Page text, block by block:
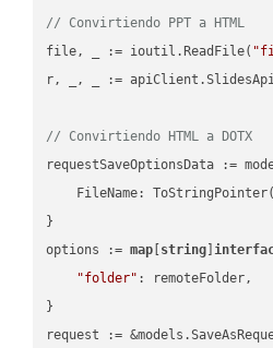
// Convirtiendo PPT a HTML
file, _ := ioutil.ReadFile(
r, _, _ :=
// Convirtiendo HTML a DOTX
requestSaveOptionsData :=
FileName:
}
options := map string ]
"folder" : remoteFolder,
}
request :=